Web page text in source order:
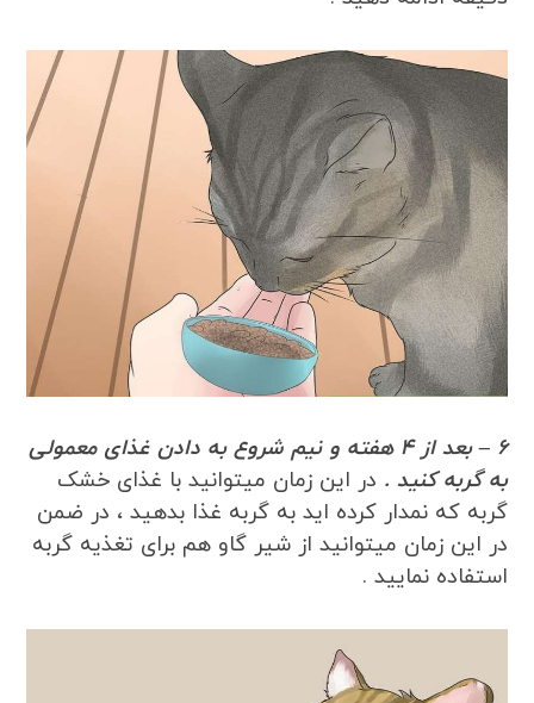
6 – بعد از 4 هفته و نیم شروع به دادن غذای معمولی
به گربه کنید . در این زمان میتوانید با غذای خشک
گربه که نمدار کرده اید به گربه غذا بدهید ، در ضمن
در این زمان میتوانید از شیر گاو هم برای تغذیه گربه
استفاده نمایید .